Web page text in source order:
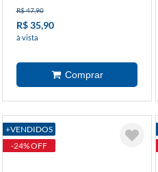
R$ 47,90
R$ 35,90
à vista
+VENDIDOS
-24% OFF